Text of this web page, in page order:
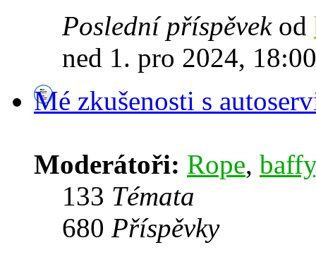
Poslední příspěvekod
ned 1. pro 2024, 18:00
Mé zkušenosti s
Moderátoři: Rope, baffy
133 Témata
680 Příspěvky